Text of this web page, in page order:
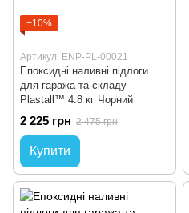
−10%
Артикул: ENP-PL-00021
Епоксидні наливні підлоги
для гаража та складу
Plastall™ 4.8 кг Чорний
2 225 грн 2 475 грн
Купити